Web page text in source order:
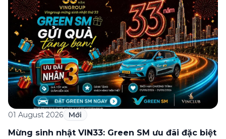
01 August 2026 Mới
Mừng sinh nhật VIN33: Green SM ưu đãi đặc biệt